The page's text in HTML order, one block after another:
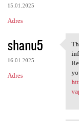
15.01.2025
Adres
shanu5
16.01.2025
Adres